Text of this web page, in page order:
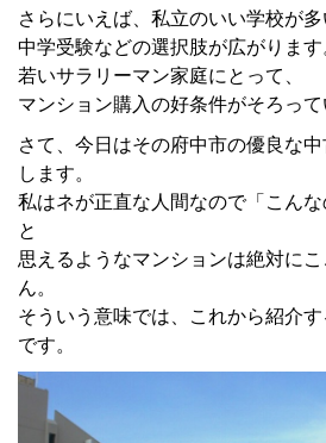
さらにいえば、私立のいい学校が
中学受験などの選択肢が広がります
若いサラリーマン家庭にとって、
マンション購入の好条件がそろって
さて、今日はその府中市の優良な
します。
私はネが正直な人間なので「こんな
と
思えるようなマンションは絶対に
ん。
そういう意味では、これから紹介
です。